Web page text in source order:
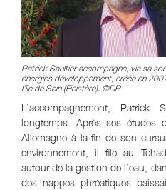
Patrick Saultier accompagne, via sa
énergies développement, créée en
l’île de Sein (Finistère). ©DR
L’accompagnement, Patrick
longtemps. Après ses études
Allemagne à la fin de son
environnement, il file au
autour de la gestion de l’eau,
des nappes phréatiques